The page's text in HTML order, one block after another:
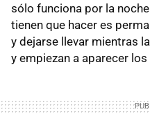
sólo funciona por la
tienen que hacer es
y dejarse llevar mientras
y empiezan a aparecer